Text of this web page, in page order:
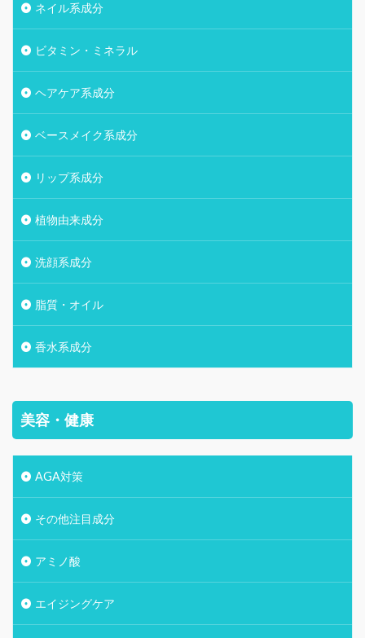
ネイル系成分
ビタミン・ミネラル
ヘアケア系成分
ベースメイク系成分
リップ系成分
植物由来成分
洗顔系成分
脂質・オイル
香水系成分
美容・健康
AGA対策
その他注目成分
アミノ酸
エイジングケア